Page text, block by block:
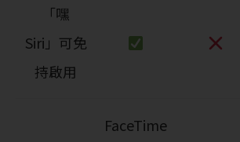
「嘿
Siri」可免
持啟用
FaceTime